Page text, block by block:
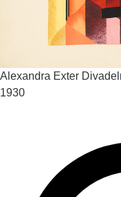
Alexandra Exter
1930